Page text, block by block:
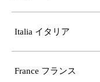
Italia イタリア
France フランス